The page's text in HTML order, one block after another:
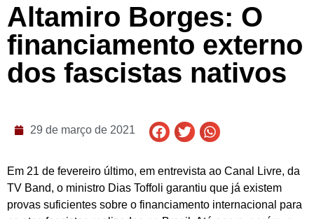
Altamiro Borges: O
financiamento externo
dos fascistas nativos
29 de março de 2021
Em 21 de fevereiro último, em entrevista ao Canal Livre, da
TV Band, o ministro Dias Toffoli garantiu que já existem
provas suficientes sobre o financiamento internacional para